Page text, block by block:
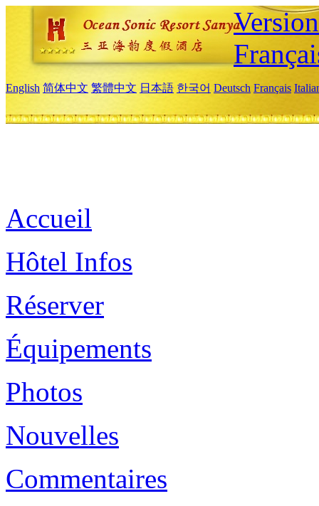
English 简体中文 繁體中文 日本語 한국어 Deutsch Français
Accueil
Hôtel Infos
Réserver
Équipements
Photos
Nouvelles
Commentaires